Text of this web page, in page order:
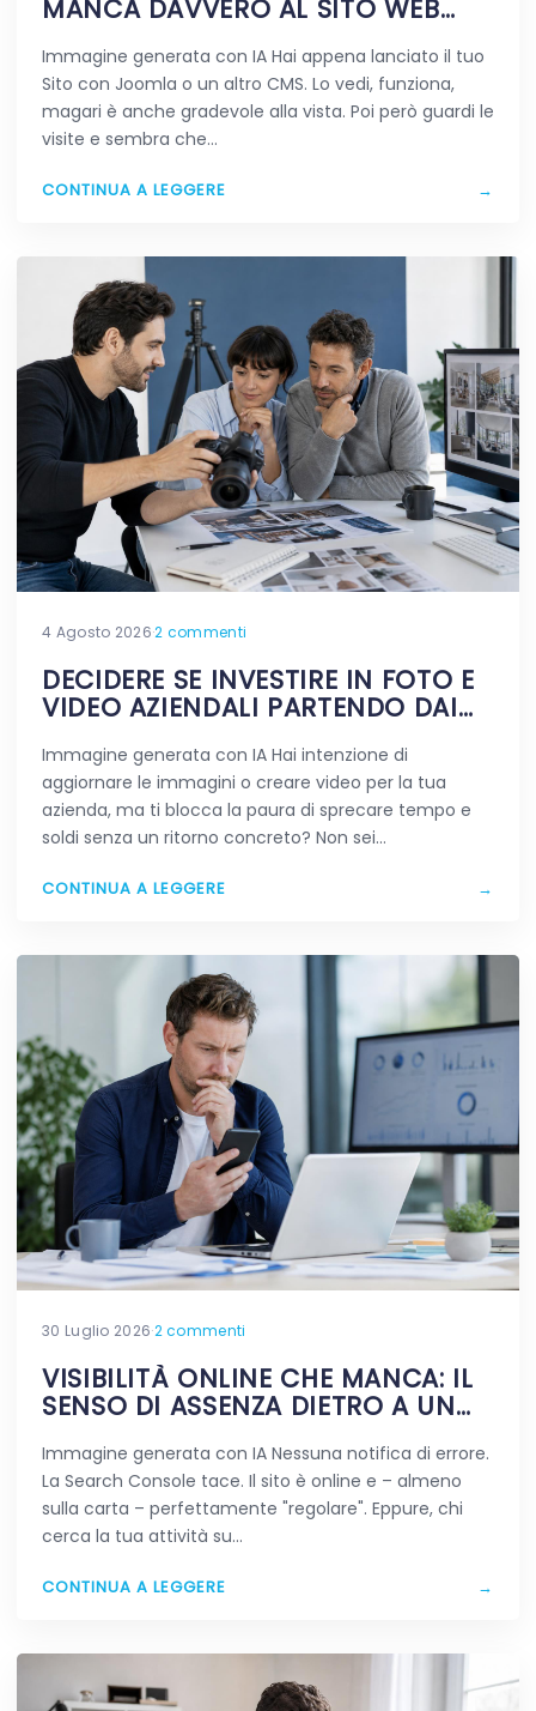
MANCA DAVVERO AL SITO WEB
Immagine generata con IA Hai appena lanciato il tuo
Sito con Joomla o un altro CMS. Lo vedi, funziona,
magari è anche gradevole alla vista. Poi però guardi le
visite e sembra che…
CONTINUA A LEGGERE →
4 Agosto 2026·2 commenti
DECIDERE SE INVESTIRE IN FOTO E
VIDEO AZIENDALI PARTENDO DAI
Immagine generata con IA Hai intenzione di
aggiornare le immagini o creare video per la tua
azienda, ma ti blocca la paura di sprecare tempo e
soldi senza un ritorno concreto? Non sei…
CONTINUA A LEGGERE →
30 Luglio 2026·2 commenti
VISIBILITÀ ONLINE CHE MANCA: IL
SENSO DI ASSENZA DIETRO A UN
Immagine generata con IA Nessuna notifica di errore.
La Search Console tace. Il sito è online e – almeno
sulla carta – perfettamente "regolare". Eppure, chi
cerca la tua attività su…
CONTINUA A LEGGERE →